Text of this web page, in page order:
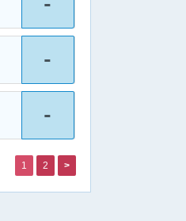
-
-
1 2 >